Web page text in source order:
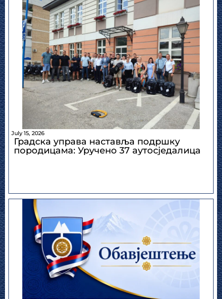
July 15, 2026
Градска управа наставља подршку
породицама: Уручено 37 аутосједалица